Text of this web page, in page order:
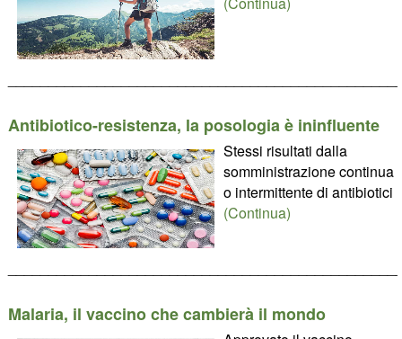
Antibiotico-resistenza, la posologia è ininfluente
Stessi risultati dalla
somministrazione continua
o intermittente di antibiotici
(Continua)
Malaria, il vaccino che cambierà il mondo